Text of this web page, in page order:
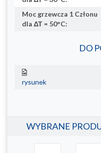
Moc grzewcza 1 Członu
dla ΔΤ = 50°C:
DO
rysunek
WYBRANE